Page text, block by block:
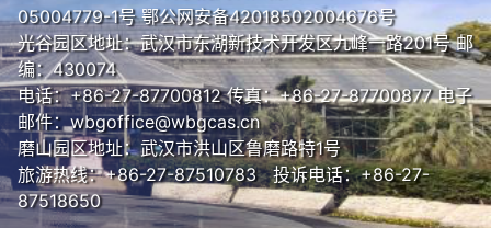
05004779-1号鄂公网安备42018502004676号
光谷园区地址：武汉市东湖新技术开发区九峰一路201号 邮
编：430074
电话：+86-27-87700812 传真：+86-27-87700877 电子
邮件：wbgoffice@wbgcas.cn
磨山园区地址：武汉市洪山区鲁磨路特1号
旅游热线：+86-27-87510783 投诉电话：+86-27-
87518650